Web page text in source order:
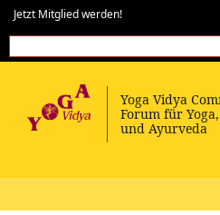
Jetzt Mitglied werden!